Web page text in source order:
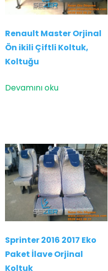
Renault Master Orjinal
Ön ikili Çiftli Koltuk,
Koltuğu
Devamını oku
Sprinter 2016 2017 Eko
Paket İlave Orjinal
Koltuk